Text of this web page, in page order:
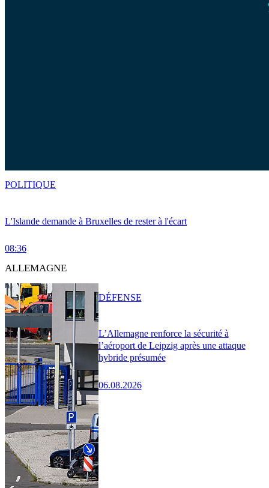
L'Islande demande à Bruxelles de rester à l'écart
08:36
POLITIQUE
ALLEMAGNE
L’Allemagne renforce la sécurité à
l’aéroport de Leipzig après une attaque
hybride présumée
06.08.2026
DÉFENSE